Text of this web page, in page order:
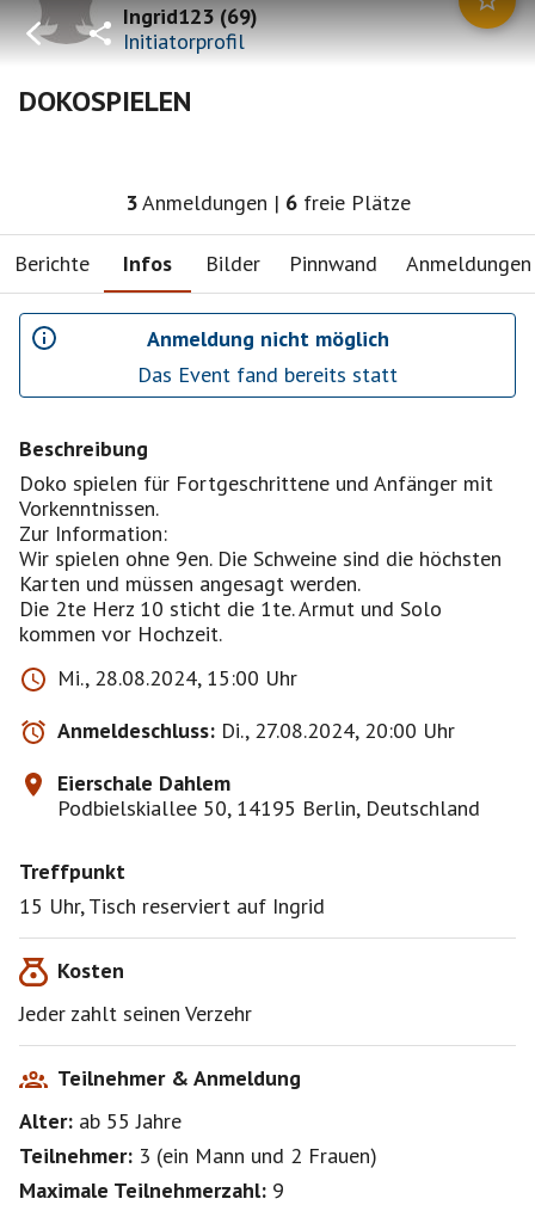
Ingrid123(69)
Initiatorprofil
DOKOSPIELEN
3Anmeldungen | 6 freie Plätze
Berichte Infos Bilder Pinnwand Anmeldungen
Anmeldung nicht möglich
Das Event fand bereits statt
Beschreibung
Doko spielen für Fortgeschrittene und Anfänger mit
Vorkenntnissen.
Zur Information:
Wir spielen ohne 9en. Die Schweine sind die höchsten
Karten und müssen angesagt werden.
Die 2te Herz 10 sticht die 1te. Armut und Solo
Mi., 28.08.2024, 15:00 Uhr
Anmeldeschluss: Di., 27.08.2024, 20:00 Uhr
Eierschale Dahlem
Podbielskiallee 50, 14195 Berlin, Deutschland
Treffpunkt
15 Uhr, Tisch reserviert auf Ingrid
Kosten
Jeder zahlt seinen Verzehr
Teilnehmer & Anmeldung
Alter: ab 55Jahre
Teilnehmer: 3 (ein Mann und 2 Frauen)
Maximale Teilnehmerzahl: 9